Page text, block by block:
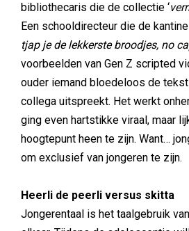
bibliothecaris die de collectie ‘
Een schooldirecteur die de
tjap je de lekkerste broodjes, no
voorbeelden van Gen Z scripted
ouder iemand bloedeloos de
collega uitspreekt. Het werkt
ging even hartstikke viraal, maar
hoogtepunt heen te zijn. Want…
om exclusief van jongeren te zijn.
Heerli de peerli versus skitta
Jongerentaal is het taalgebruik